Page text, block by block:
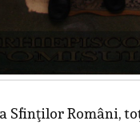
Sfinţilor Români,